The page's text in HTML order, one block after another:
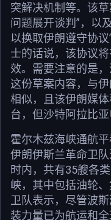
突解决机制等。该
问题展开谈判”，以
以换取伊朗遵守协
士的话说，该协议
效。需要注意的是
这份草案内容，与
相似，且该伊朗媒
台，但沙特阿拉比
霍尔木兹海峡通航
伊朗伊斯兰革命卫
时内，共有35艘各
峡，其中包括油轮
卫队表示，尽管波
装力量已为航运和